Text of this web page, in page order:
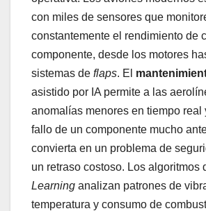
con miles de sensores que
constantemente el rendimiento de
componente, desde los motores
sistemas de flaps. El
asistido por IA permite a las
anomalías menores en tiempo real
fallo de un componente mucho
convierta en un problema de
un retraso costoso. Los algoritmos
Learning analizan patrones de
temperatura y consumo de